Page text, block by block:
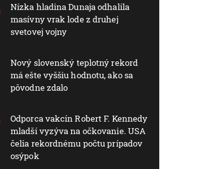
Nízka hladina Dunaja odhalila
masívny vrak lode z druhej
svetovej vojny
Nový slovenský teplotný rekord
má ešte vyššiu hodnotu, ako sa
pôvodne zdalo
Odporca vakcín Robert F. Kennedy
mladší vyzýva na očkovanie. USA
čelia rekordnému počtu prípadov
osýpok